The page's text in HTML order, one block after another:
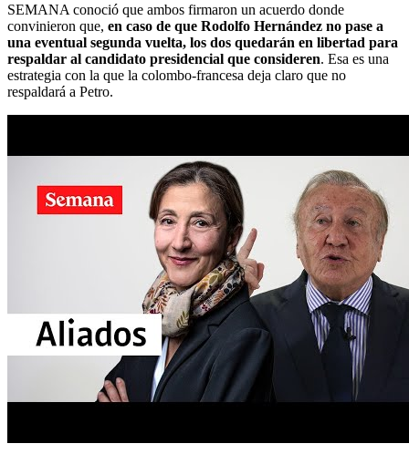
SEMANA conoció que ambos firmaron un acuerdo donde
convinieron que, en caso de que Rodolfo Hernández no pase a
una eventual segunda vuelta, los dos quedarán en libertad para
respaldar al candidato presidencial que consideren. Esa es una
estrategia con la que la colombo-francesa deja claro que no
respaldará a Petro.